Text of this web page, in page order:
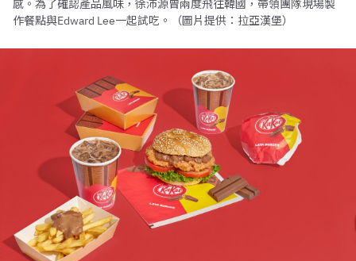
感。為了確認產品風味，徐沛源曾兩度飛往韓國，帶領團隊現場製
作餐點與Edward Lee一起試吃。（圖片提供：拉亞漢堡）